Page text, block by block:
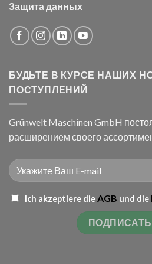
Защита данных
БУДЬТЕ В КУРСЕ НАШИХ
ПОСТУПЛЕНИЙ
Grünwelt Maschinen GmbH
расширением своего
Ich akzeptiere dieAGB und die